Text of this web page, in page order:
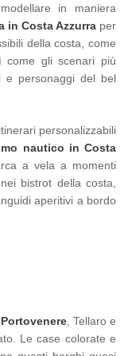
in maniera
in Costa Azzurraper
della costa, come
come gli scenari più
e personaggi del bel
personalizzabili
nautico in Costa
a vela a momenti
bistrot della costa,
aperitivi a bordo
Portovenere, Tellaro e
Le case colorate e